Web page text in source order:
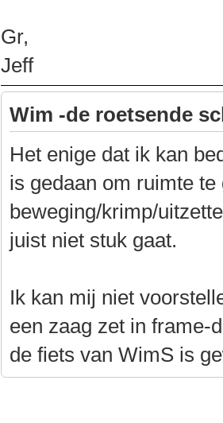
Gr,
Jeff
Wim -de roetsende
Het enige dat ik kan
is gedaan om ruimte te
beweging/krimp/
juist niet stuk gaat.
Ik kan mij niet
een zaag zet in frame-
de fiets van WimS is